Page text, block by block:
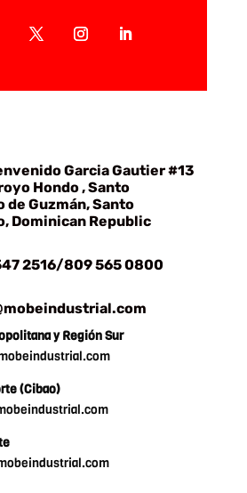
Garcia Gautier #13
Hondo , Santo
de Guzmán, Santo
Dominican Republic
2516/809 565 0800
y Región Sur
(Cibao)